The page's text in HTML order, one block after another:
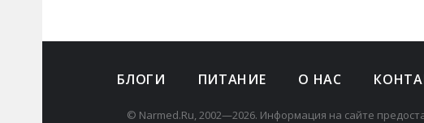
БЛОГИ ПИТАНИЕ О НАС
© Narmed.Ru, 2002—2026. Информация на сайте